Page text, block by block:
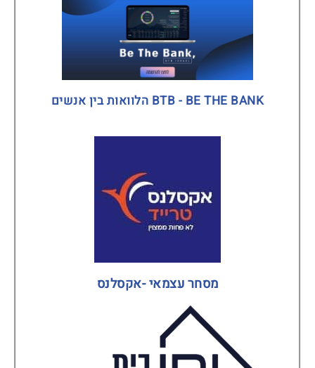
BTB - BE THE BANK הלוואות בין אנשים
מסחר עצמאי -אקסלנס